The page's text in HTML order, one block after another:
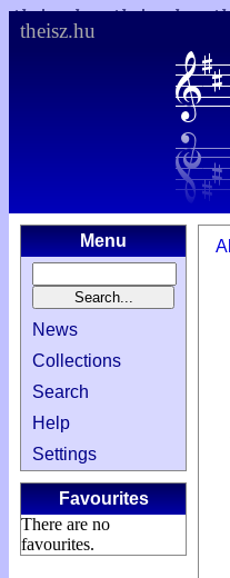
theisz.hu
Menu
News
Collections
Search
Help
Settings
Favourites
There are no
favourites.